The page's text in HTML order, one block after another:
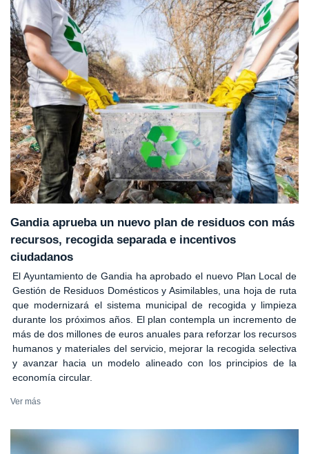
Gandia aprueba un nuevo plan de residuos con más
recursos, recogida separada e incentivos
ciudadanos
El Ayuntamiento de Gandia ha aprobado el nuevo Plan Local de
Gestión de Residuos Domésticos y Asimilables, una hoja de ruta
que modernizará el sistema municipal de recogida y limpieza
durante los próximos años. El plan contempla un incremento de
más de dos millones de euros anuales para reforzar los recursos
humanos y materiales del servicio, mejorar la recogida selectiva
y avanzar hacia un modelo alineado con los principios de la
economía circular.
Ver más